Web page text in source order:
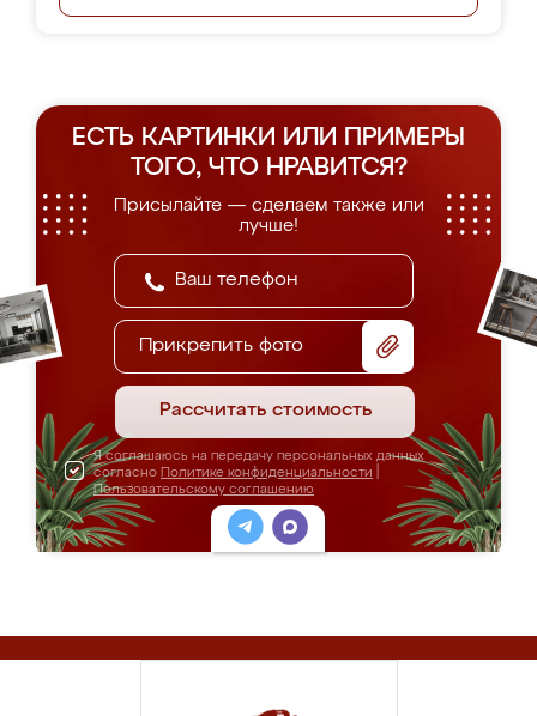
ЕСТЬ КАРТИНКИ ИЛИ ПРИМЕРЫ
ТОГО, ЧТО НРАВИТСЯ?
Присылайте — сделаем также или
лучше!
Прикрепить фото
Рассчитать стоимость
Я соглашаюсь на передачу персональных данных
согласно Политике конфиденциальности
Пользовательскому соглашению